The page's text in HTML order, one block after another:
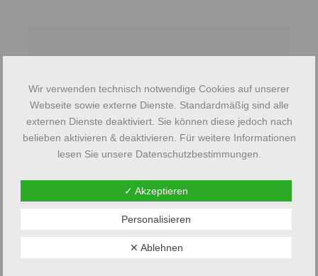
M ittelpolen
bezeichnet
Landschaft. In Polen
Polska
bäuerliche Siedlung
um 1780, zur selben
ländliche Kolonien in
der Umgebung von
entstanden nach 1795
Wir verwenden technisch notwendige Cookies auf unserer
Webseite sowie externe Dienste. Standardmäßig sind alle
externen Dienste deaktiviert. Sie können diese jedoch nach
belieben aktivieren & deaktivieren. Für weitere Informationen
lesen Sie unsere Datenschutzbestimmungen.
✓ Akzeptieren
Personalisieren
✕ Ablehnen